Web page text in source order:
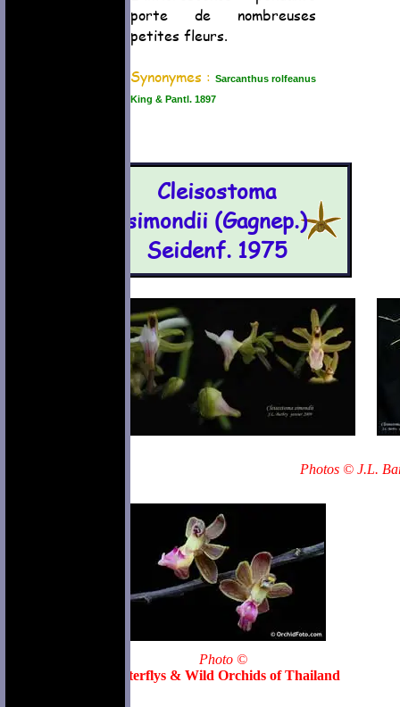
porte de nombreuses
petites fleurs.
Synonymes : Sarcanthus rolfeanus
King & Pantl. 1897
Cleisostoma
simondii (Gagnep.)
Seidenf. 1975
Photos © J.L.
Photo ©
Butterflys & Wild Orchids of Thailand